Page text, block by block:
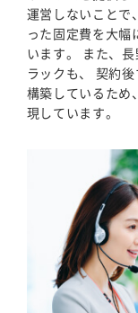
運営しないことで
った固定費を大
います。 また、
ラックも、 契約
構築しているため
現しています。